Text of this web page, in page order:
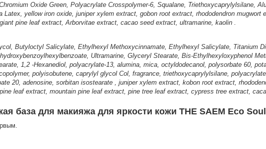
Oxide Green, Polyacrylate Crosspolymer-6, Squalane, Triethoxycaprylylsilane,
Latex, yellow iron oxide, juniper xylem extract, gobon root extract, rhododendron
pine leaf extract, Arborvitae extract, cacao seed extract, ultramarine, kaolin .
Butyloctyl Salicylate, Ethylhexyl Methoxycinnamate, Ethylhexyl Salicylate, Titanium
Ultramarine, Glyceryl Stearate, Bis-Ethylhexyloxyphenol
1,2 -Hexanediol, polyacrylate-13, alumina, mica, octyldodecanol, polysorbate 60,
polyisobutene, caprylyl glycol Col, fragrance, triethoxycaprylylsilane,
20, adenosine, sorbitan isostearate , juniper xylem extract, kobon root extract,
leaf extract, mountain pine leaf extract, pine tree leaf extract, cypress tree extract,
база для макияжа для яркости кожи THE SAEM Eco